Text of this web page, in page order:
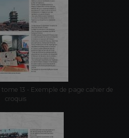
tome 13 - Exemple de page cahier de
croquis